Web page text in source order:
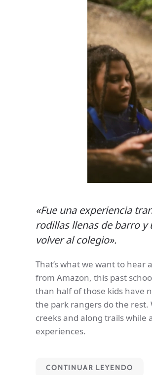
«Fue una experiencia
rodillas llenas de barro
volver al colegio».
That’s what we want to hear
from Amazon, this past
than half of those kids have
the park rangers do the
creeks and along trails while
experiences.
CONTINUAR LEYENDO